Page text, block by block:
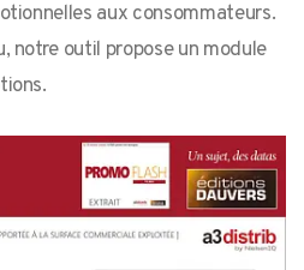
aux consommateurs.
notre outil propose un module